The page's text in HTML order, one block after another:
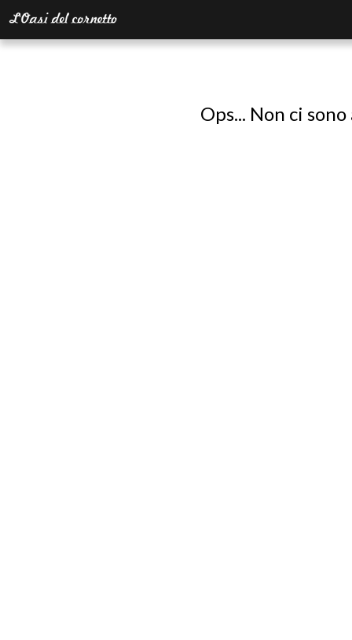
Ops... Non ci